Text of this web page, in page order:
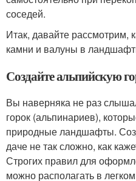
соседей.
Итак, давайте рассмотрим,
камни и валуны в
Создайте альпийскую
Вы наверняка не раз
горок (альпинариев),
природные ландшафты.
даче не так сложно, как
Строгих правил для
можно располагать в